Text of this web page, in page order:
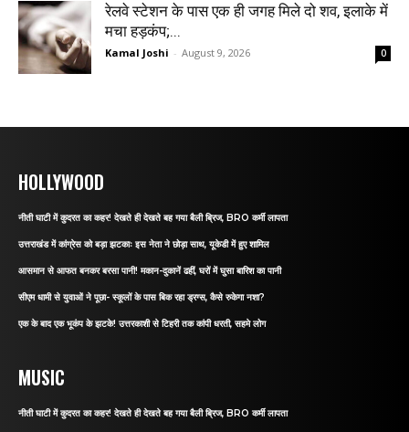
रेलवे स्टेशन के पास एक ही जगह मिले दो शव, इलाके में
मचा हड़कंप;...
Kamal Joshi - August 9, 2026 0
HOLLYWOOD
नीती घाटी में कुदरत का कहर! देखते ही देखते बह गया बैली ब्रिज, BRO कर्मी लापता
उत्तराखंड में कांग्रेस को बड़ा झटकाः इस नेता ने छोड़ा साथ, यूकेडी में हुए शामिल
आसमान से आफत बनकर बरसा पानी! मकान-दुकानें ढहीं, घरों में घुसा बारिश का पानी
सीएम धामी से युवाओं ने पूछा- स्कूलों के पास बिक रहा ड्रग्स, कैसे रुकेगा नशा?
एक के बाद एक भूकंप के झटके! उत्तरकाशी से टिहरी तक कांपी धरती, सहमे लोग
MUSIC
नीती घाटी में कुदरत का कहर! देखते ही देखते बह गया बैली ब्रिज, BRO कर्मी लापता